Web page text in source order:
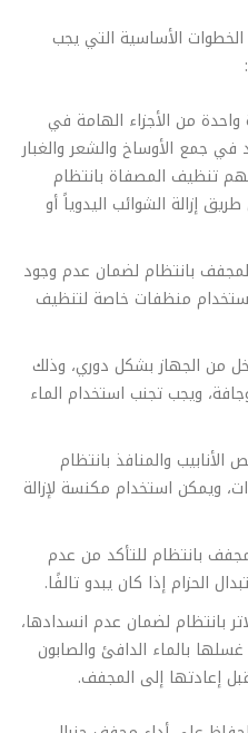
الأساسية التي يجب
من الأجزاء الهامة في
جمع الأوساخ والشعر والغبار
تنظيف المصفاة بانتظام
إزالة الشوائب اليدوياً أو
بانتظام لضمان عدم وجود
منظفات خاصة لتنظيف
من الجهاز بشكل دوري، وذلك
ويجب تجنب استخدام الماء
والمنافذ بانتظام
ويمكن استخدام مكنسة لإزالة
بانتظام للتأكد من عدم
الحزام إذا كان يبدو تالفًا.
بانتظام لضمان عدم انسدادها،
بالماء الدافئ والصابون
إعادتها إلى المجفف.